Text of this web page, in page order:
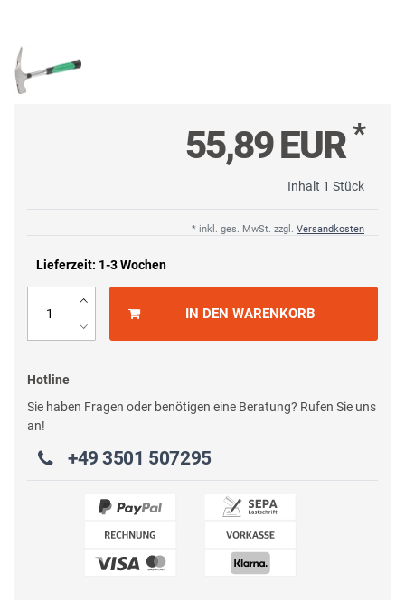
55,89 EUR*
Inhalt 1 Stück
* inkl. ges. MwSt. zzgl. Versandkosten
Lieferzeit: 1-3 Wochen
IN DEN WARENKORB
Hotline
Sie haben Fragen oder benötigen eine Beratung? Rufen Sie uns
an!
+49 3501 507295